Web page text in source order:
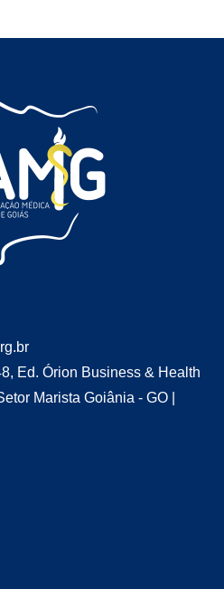
Ed. Órion Business & Health
Marista Goiânia - GO |